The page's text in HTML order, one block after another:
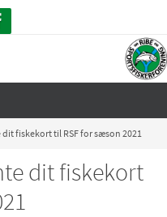
fiskekort til RSF for sæson 2021
dit fiskekort